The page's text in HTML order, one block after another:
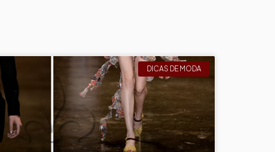
DICAS DE MODA